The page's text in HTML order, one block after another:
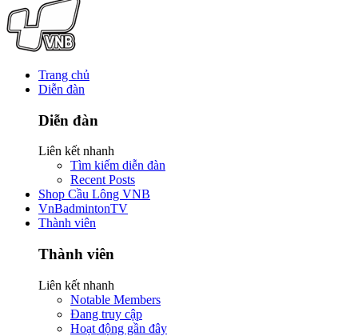
Trang chủ
Diễn đàn
Diễn đàn
Liên kết nhanh
Tìm kiếm diễn đàn
Recent Posts
Shop Cầu Lông VNB
VnBadmintonTV
Thành viên
Thành viên
Liên kết nhanh
Notable Members
Đang truy cập
Hoạt động gần đây